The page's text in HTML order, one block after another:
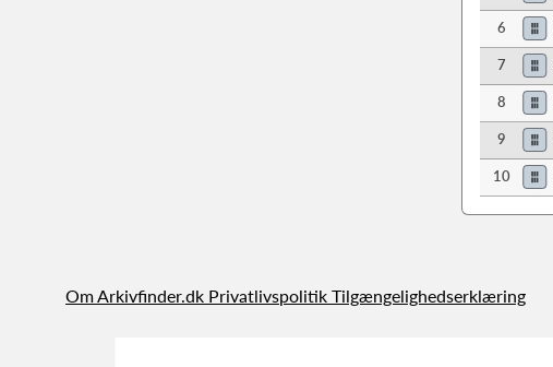
6
7
8
9
10
Om Arkivfinder.dk Privatlivspolitik Tilgængelighedserklæring